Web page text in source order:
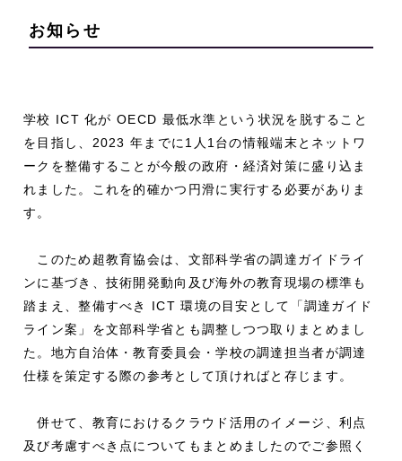
お知らせ
学校 ICT 化が OECD 最低水準という状況を脱すること
を目指し、2023 年までに1人1台の情報端末とネットワ
ークを整備することが今般の政府・経済対策に盛り込ま
れました。これを的確かつ円滑に実行する必要がありま
す。
このため超教育協会は、文部科学省の調達ガイドライ
ンに基づき、技術開発動向及び海外の教育現場の標準も
踏まえ、整備すべき ICT 環境の目安として「調達ガイド
ライン案」を文部科学省とも調整しつつ取りまとめまし
た。地方自治体・教育委員会・学校の調達担当者が調達
仕様を策定する際の参考として頂ければと存じます。
併せて、教育におけるクラウド活用のイメージ、利点
及び考慮すべき点についてもまとめましたのでご参照く